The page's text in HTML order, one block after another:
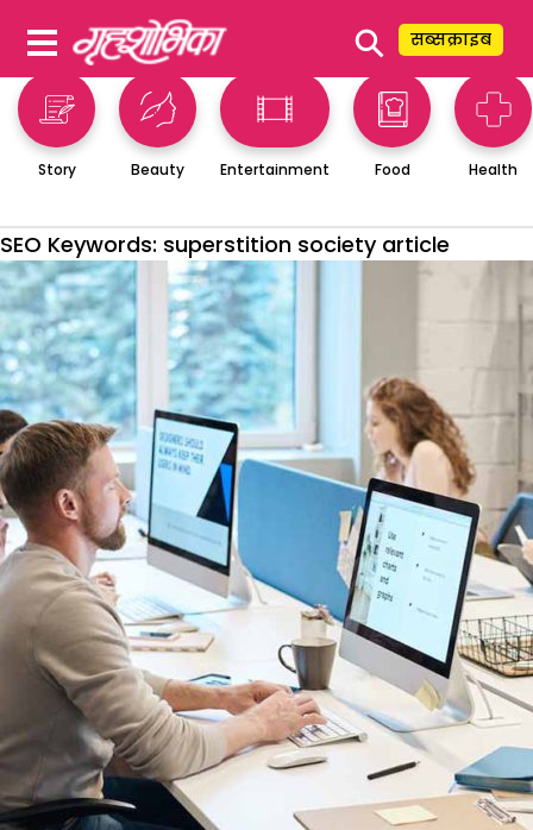
⚲ सब्सक्राइब
Story Beauty Entertainment Food Health
SEO Keywords: superstition society article